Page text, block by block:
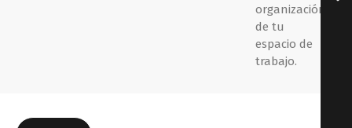
organización
de tu
espacio de
trabajo.